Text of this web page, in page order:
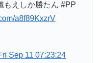
もえしか勝たん #PP
a8f89KxzrV
Sep 11 07:23:24